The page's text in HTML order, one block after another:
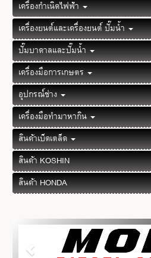
เครื่องกำเนิดไฟฟ้า
เครื่องยนต์และเครื่องยนต์ ปั๊มน้ำ
ปั๊มบาดาลและปั๊มน้ำ
เครื่องมือการเกษตร
อุปกรณ์ช่าง
เครื่องมือทำมาหากิน
สินค้าเบ็ดเตล็ด
สินค้า KOSHIN
สินค้า HONDA